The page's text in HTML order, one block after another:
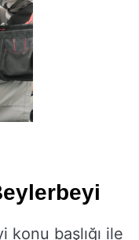
konu başlığı ile